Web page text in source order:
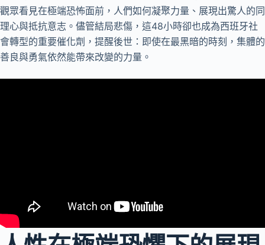
觀眾看見在極端恐怖面前，人們如何凝聚力量、展現出驚人的同
理心與抵抗意志。儘管結局悲傷，這48小時卻也成為西班牙社
會轉型的重要催化劑，提醒後世：即使在最黑暗的時刻，集體的
善良與勇氣依然能帶來改變的力量。